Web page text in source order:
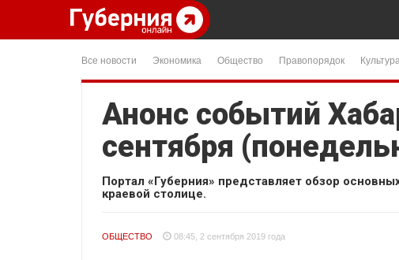
Все новости Экономика Общество Правопорядок Культура
Анонс событий
сентября
Портал «Губерния» представляет обзор
краевой столице.
ОБЩЕСТВО 08:45, 2 сентября 2019 года